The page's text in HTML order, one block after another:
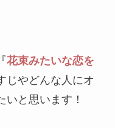
花束みたいな恋を
じやどんな人にオ
いと思います！